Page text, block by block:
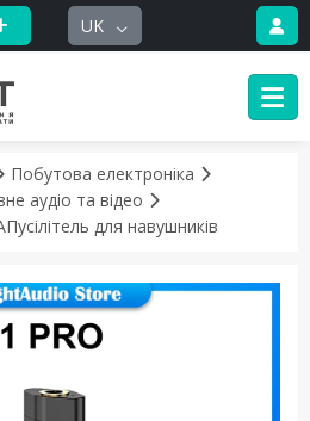
UK
Побутова електроніка
аудіо та відео
для навушників